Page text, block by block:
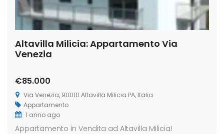
Altavilla Milicia: Appartamento Via
Venezia
€85.000
Via Venezia, 90010 Altavilla Milicia PA, Italia
Appartamento
1 anno ago
Appartamento in Vendita ad Altavilla Milicia!
: Terreno
Valle Corvo